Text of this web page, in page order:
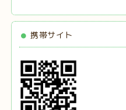
携帯サイト